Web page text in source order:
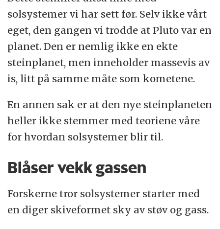
solsystemer vi har sett før. Selv ikke vårt
eget, den gangen vi trodde at Pluto var en
planet. Den er nemlig ikke en ekte
steinplanet, men inneholder massevis av
is, litt på samme måte som kometene.
En annen sak er at den nye steinplaneten
heller ikke stemmer med teoriene våre
for hvordan solsystemer blir til.
Blåser vekk gassen
Forskerne tror solsystemer starter med
en diger skiveformet sky av støv og gass.